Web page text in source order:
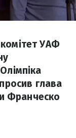
УАФ
глава
Франческо